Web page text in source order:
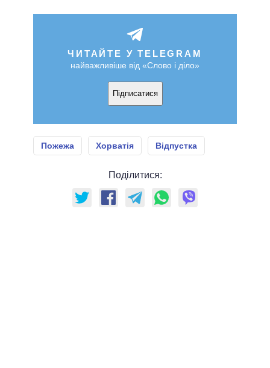
ЧИТАЙТЕ У TELEGRAM
найважливіше від «Слово і діло»
Підписатися
Пожежа Хорватія Відпустка
Поділитися: